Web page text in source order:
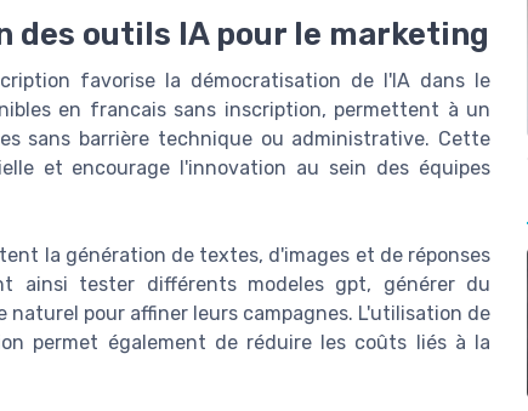
outils IA pour le marketing
favorise la démocratisation de l'IA dans le
en francais sans inscription, permettent à un
sans barrière technique ou administrative. Cette
et encourage l'innovation au sein des équipes
la génération de textes, d'images et de réponses
ainsi tester différents modeles gpt, générer du
pour affiner leurs campagnes. L'utilisation de
permet également de réduire les coûts liés à la